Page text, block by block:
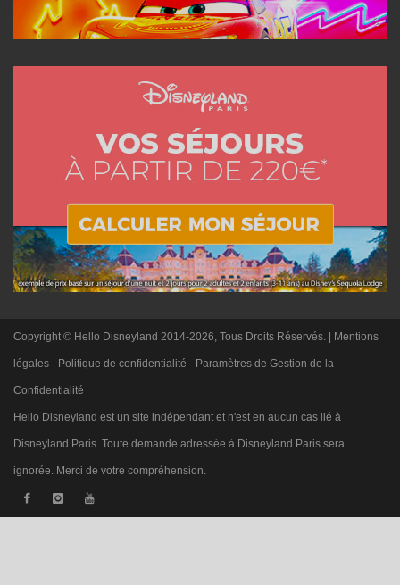
Copyright © Hello Disneyland 2014-2026, Tous Droits Réservés. | Mentions
légales - Politique de confidentialité - Paramètres de Gestion de la
Confidentialité
Hello Disneyland est un site indépendant et n'est en aucun cas lié à
Disneyland Paris. Toute demande adressée à Disneyland Paris sera
ignorée. Merci de votre compréhension.